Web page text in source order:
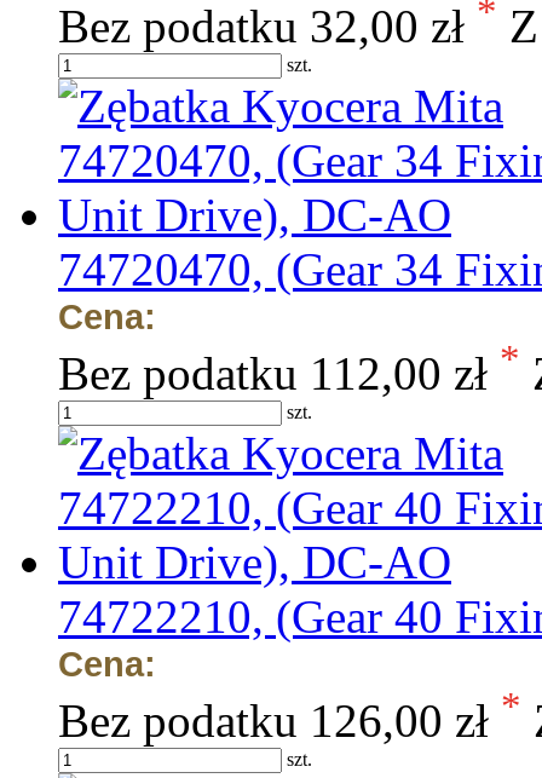
Bez podatku 32,00 zł *
szt.
74720470, (Gear 34
Cena:
Bez podatku 112,00 zł *
szt.
74722210, (Gear 40
Cena:
Bez podatku 126,00 zł *
szt.